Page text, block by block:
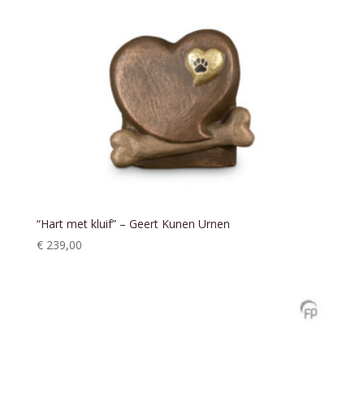
“Hart met kluif” – Geert Kunen Urnen
€239,00